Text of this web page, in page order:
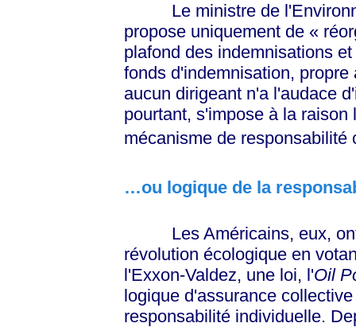
Le ministre de
propose uniquement de «
plafond des indemnisations
fonds d'indemnisation,
aucun dirigeant n'a l'audace
pourtant, s'impose à la
mécanisme de responsabilité
…ou logique de la
Les Américains, eux, ont
révolution écologique en
l'Exxon-Valdez, une loi, l'Oil
logique d'assurance
responsabilité individuelle.